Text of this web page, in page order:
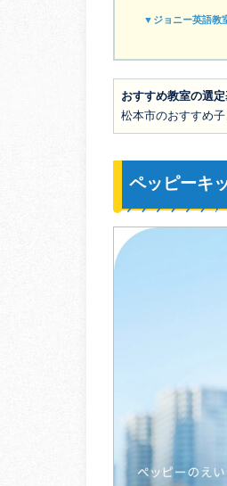
▼ジョニー英語教
おすすめ教室の選
松本市のおすすめ
ペッピーキ